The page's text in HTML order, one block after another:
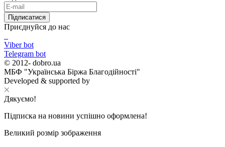
Підписатися
Приєднуйся до нас
Viber bot
Telegram bot
© 2012- dobro.ua
МБФ "Українська Біржа Благодійності"
Developed & supported by
Дякуємо!
Підписка на новини успішно оформлена!
Великий розмір зображення